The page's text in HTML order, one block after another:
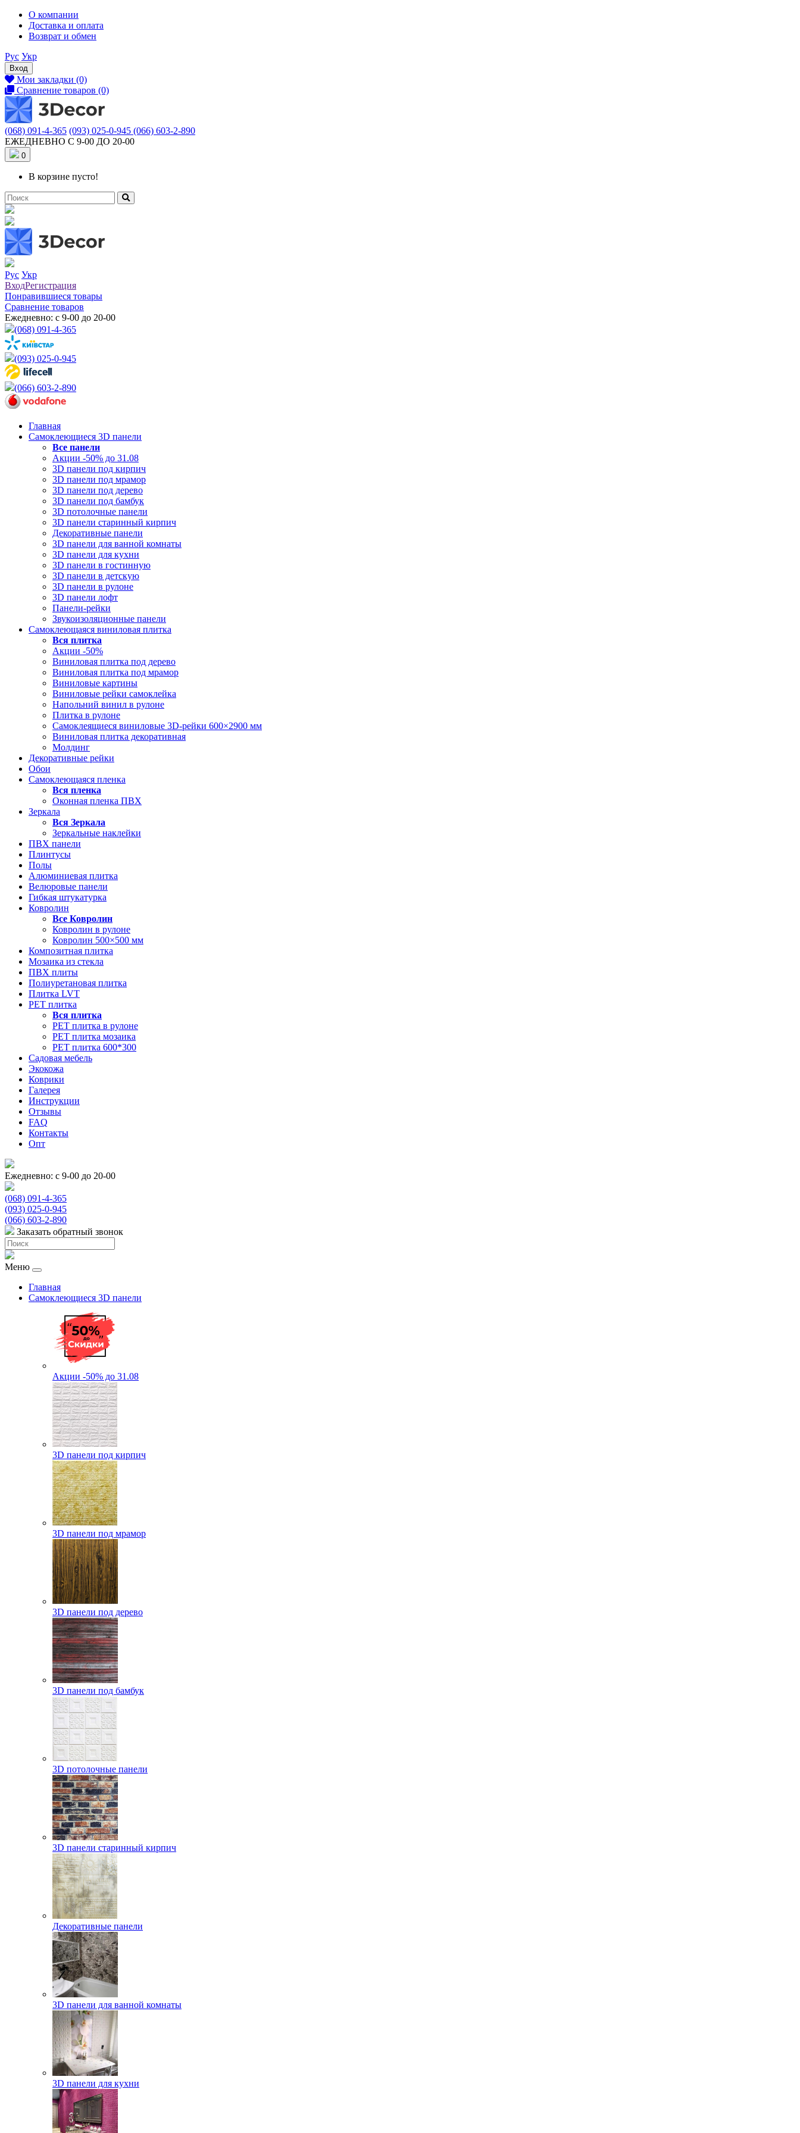
О компании
Доставка и оплата
Возврат и обмен
Рус Укр
Вход
Мои закладки (0)
Сравнение товаров (0)
(068) 091-4-365 (093) 025-0-945 (066) 603-2-890
ЕЖЕДНЕВНО С 9-00 ДО 20-00
0
В корзине пусто!
Рус Укр
ВходРегистрация
Понравившиеся товары
Сравнение товаров
Ежедневно: с 9-00 до 20-00
(068) 091-4-365
(093) 025-0-945
(066) 603-2-890
Главная
Самоклеющиеся 3D панели
Все панели
Акции -50% до 31.08
3D панели под кирпич
3D панели под мрамор
3D панели под дерево
3D панели под бамбук
3D потолочные панели
3D панели старинный кирпич
Декоративные панели
3D панели для ванной комнаты
3D панели для кухни
3D панели в гостинную
3D панели в детскую
3D панели в рулоне
3D панели лофт
Панели-рейки
Звукоизоляционные панели
Самоклеющаяся виниловая плитка
Вся плитка
Акции -50%
Виниловая плитка под дерево
Виниловая плитка под мрамор
Виниловые картины
Виниловые рейки самоклейка
Напольний винил в рулоне
Плитка в рулоне
Самоклеящиеся виниловые 3D‑рейки 600×2900 мм
Виниловая плитка декоративная
Молдинг
Декоративные рейки
Обои
Самоклеющаяся пленка
Вся пленка
Оконная пленка ПВХ
Зеркала
Вся Зеркала
Зеркальные наклейки
ПВХ панели
Плинтусы
Полы
Алюминиевая плитка
Велюровые панели
Гибкая штукатурка
Ковролин
Все Ковролин
Ковролин в рулоне
Ковролин 500×500 мм
Композитная плитка
Мозаика из стекла
ПВХ плиты
Полиуретановая плитка
Плитка LVT
РЕТ плитка
Вся плитка
РЕТ плитка в рулоне
РЕТ плитка мозаика
РЕТ плитка 600*300
Садовая мебель
Экокожа
Коврики
Галерея
Инструкции
Отзывы
FAQ
Контакты
Опт
Ежедневно: с 9-00 до 20-00
(068) 091-4-365
(093) 025-0-945
(066) 603-2-890
Заказать обратный звонок
Меню
Главная
Самоклеющиеся 3D панели
Акции -50% до 31.08
3D панели под кирпич
3D панели под мрамор
3D панели под дерево
3D панели под бамбук
3D потолочные панели
3D панели старинный кирпич
Декоративные панели
3D панели для ванной комнаты
3D панели для кухни